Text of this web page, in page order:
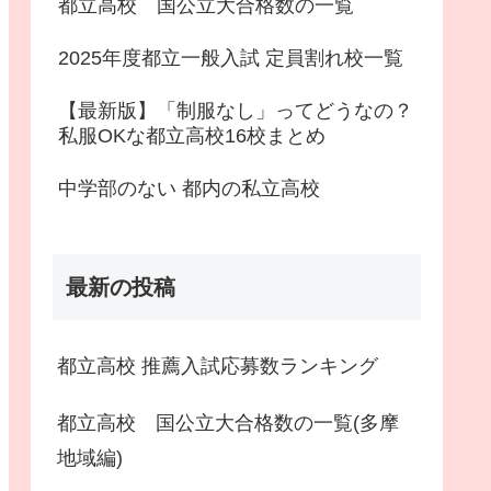
都立高校 国公立大合格数の一覧
2025年度都立一般入試 定員割れ校一覧
【最新版】「制服なし」ってどうなの？
私服OKな都立高校16校まとめ
中学部のない 都内の私立高校
最新の投稿
都立高校 推薦入試応募数ランキング
都立高校 国公立大合格数の一覧(多摩
地域編)